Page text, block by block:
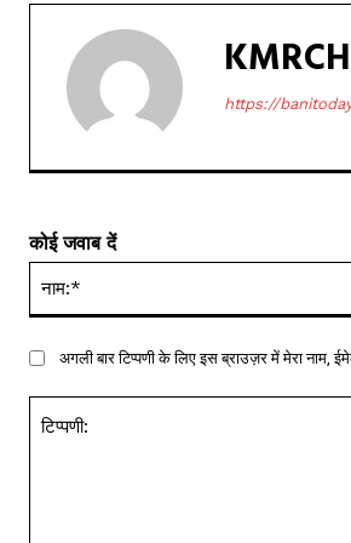
https://
कोई जवाब दें
अगली बार टिप्पणी के लिए इस ब्राउज़र में मेरा नाम,